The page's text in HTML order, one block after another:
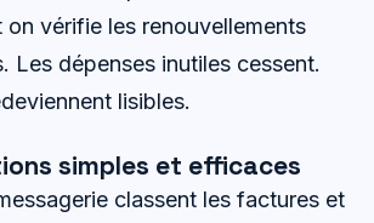
on vérifie les renouvellements
Les dépenses inutiles cessent.
lisibles.
simples et efficaces
classent les factures et